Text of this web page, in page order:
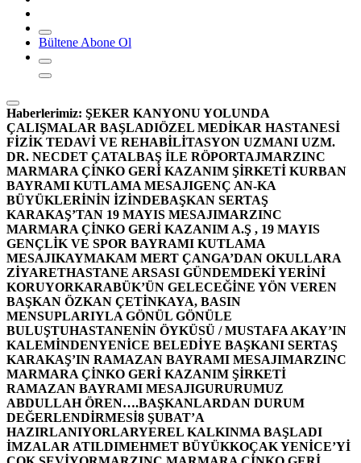
Bültene Abone Ol
Haberlerimiz: ŞEKER KANYONU YOLUNDA
ÇALIŞMALAR BAŞLADIÖZEL MEDİKAR HASTANESİ
FİZİK TEDAVİ VE REHABİLİTASYON UZMANI UZM.
DR. NECDET ÇATALBAŞ İLE RÖPORTAJMARZINC
MARMARA ÇİNKO GERİ KAZANIM ŞİRKETİ KURBAN
BAYRAMI KUTLAMA MESAJIGENÇ AN-KA
BÜYÜKLERİNİN İZİNDEBAŞKAN SERTAŞ
KARAKAŞ’TAN 19 MAYIS MESAJIMARZINC
MARMARA ÇİNKO GERİ KAZANIM A.Ş , 19 MAYIS
GENÇLİK VE SPOR BAYRAMI KUTLAMA
MESAJIKAYMAKAM MERT ÇANGA’DAN OKULLARA
ZİYARETHASTANE ARSASI GÜNDEMDEKİ YERİNİ
KORUYORKARABÜK’ÜN GELECEĞİNE YÖN VEREN
BAŞKAN ÖZKAN ÇETİNKAYA, BASIN
MENSUPLARIYLA GÖNÜL GÖNÜLE
BULUŞTUHASTANENİN ÖYKÜSÜ / MUSTAFA AKAY’IN
KALEMİNDENYENİCE BELEDİYE BAŞKANI SERTAŞ
KARAKAŞ’IN RAMAZAN BAYRAMI MESAJIMARZINC
MARMARA ÇİNKO GERİ KAZANIM ŞİRKETİ
RAMAZAN BAYRAMI MESAJIGURURUMUZ
ABDULLAH ÖREN….BAŞKANLARDAN DURUM
DEĞERLENDİRMESİ8 ŞUBAT’A
HAZIRLANIYORLARYEREL KALKINMA BAŞLADI
İMZALAR ATILDIMEHMET BÜYÜKKOÇAK YENİCE’Yİ